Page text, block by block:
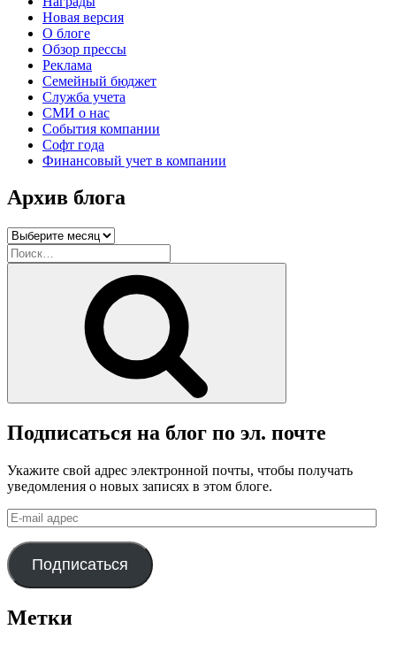
Новая версия
О блоге
Обзор прессы
Реклама
Семейный бюджет
Служба учета
СМИ о нас
События компании
Софт года
Финансовый учет в компании
Архив блога
Архив
блога
Искать:
Подписаться на блог по эл. почте
Укажите свой адрес электронной почты, чтобы получать
уведомления о новых записях в этом блоге.
E-
mail
адрес
Подписаться
Метки